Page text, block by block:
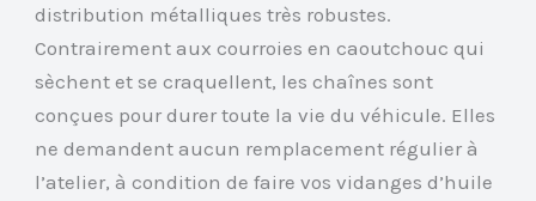
distribution métalliques très robustes.
Contrairement aux courroies en caoutchouc qui
sèchent et se craquellent, les chaînes sont
conçues pour durer toute la vie du véhicule. Elles
ne demandent aucun remplacement régulier à
l’atelier, à condition de faire vos vidanges d’huile